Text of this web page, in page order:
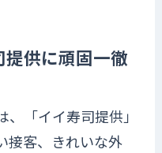
供に頑固一徹
「イイ寿司提供」
接客、きれいな外